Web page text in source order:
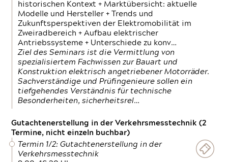
historischen Kontext + Marktübersicht: aktuelle
Modelle und Hersteller + Trends und
Zukunftsperspektiven der Elektromobilität im
Zweiradbereich + Aufbau elektrischer
Antriebssysteme + Unterschiede zu konv…
Ziel des Seminars ist die Vermittlung von
spezialisiertem Fachwissen zur Bauart und
Konstruktion elektrisch angetriebener Motorräder.
Sachverständige und Prüfingenieure sollen ein
tiefgehendes Verständnis für technische
Besonderheiten, sicherheitsrel…
Gutachtenerstellung in der Verkehrsmesstechnik (2
Termine, nicht einzeln buchbar)
Termin 1/2: Gutachtenerstellung in der
Verkehrsmesstechnik